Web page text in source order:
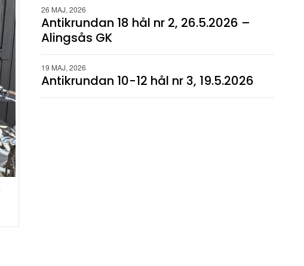
26 MAJ, 2026
Antikrundan 18 hål nr 2, 26.5.2026 –
Alingsås GK
19 MAJ, 2026
Antikrundan 10-12 hål nr 3, 19.5.2026